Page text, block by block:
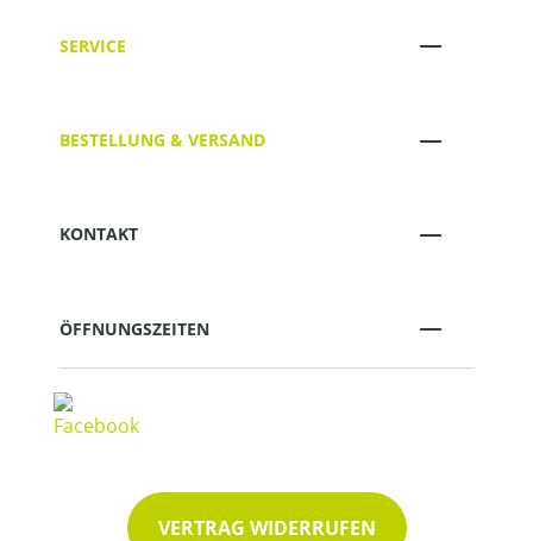
SERVICE
BESTELLUNG & VERSAND
KONTAKT
ÖFFNUNGSZEITEN
VERTRAG WIDERRUFEN